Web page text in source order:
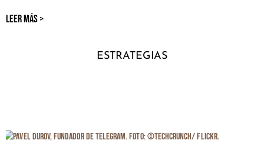
LEER MÁS >
ESTRATEGIAS